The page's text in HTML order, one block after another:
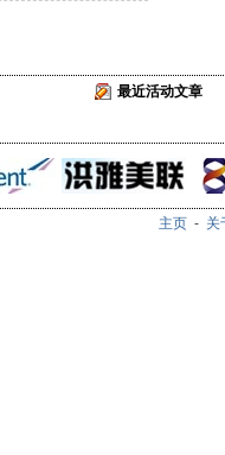
最近活动文章
主页 - 关